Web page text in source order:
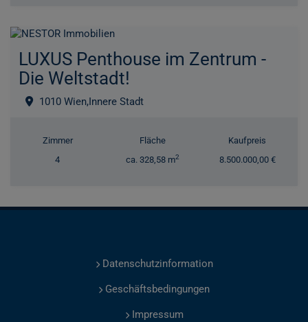
LUXUS Penthouse im Zentrum -
Die Weltstadt!
1010 Wien,Innere Stadt
Zimmer
4
Fläche
ca. 328,58 m2
Kaufpreis
8.500.000,00 €
Datenschutzinformation
Geschäftsbedingungen
Impressum